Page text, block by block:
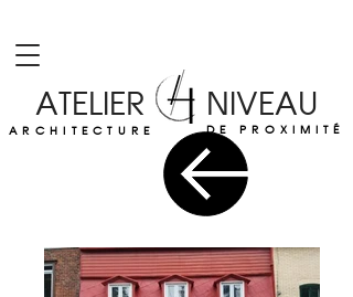
DE PROXIMITÉ
ATELIER NIVEAU
ARCHITECTURE